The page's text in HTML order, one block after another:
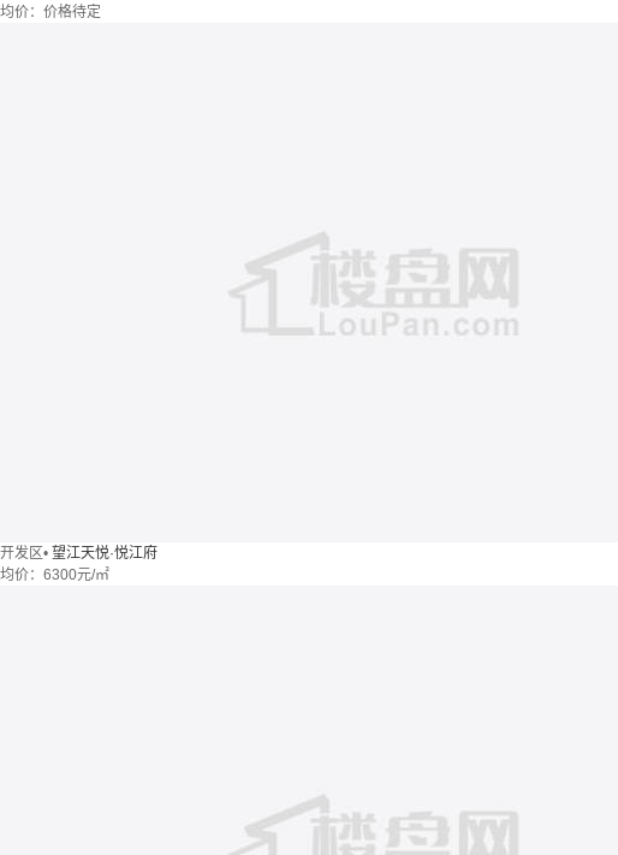
均价： 价格待定
开发区• 望江天悦·悦江府
均价： 6300元/㎡